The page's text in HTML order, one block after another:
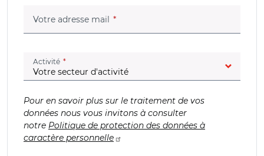
Votre adresse mail (champ obligatoire)
Activité (champ obligatoire)
Pour en savoir plus sur le traitement de vos
données nous vous invitons à consulter
notre Politique de protection des données à
caractère personnelle